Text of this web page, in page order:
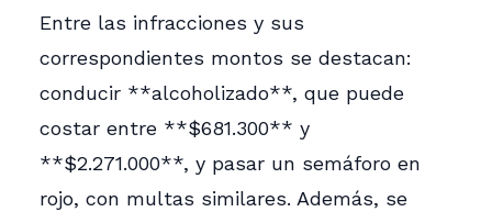
Entre las infracciones y sus
correspondientes montos se destacan:
conducir **alcoholizado**, que puede
costar entre **$681.300** y
**$2.271.000**, y pasar un semáforo en
rojo, con multas similares. Además, se